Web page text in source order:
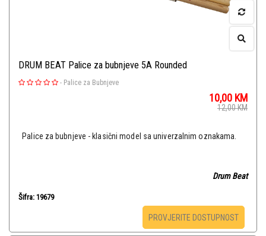
DRUM BEAT Palice za bubnjeve 5A Rounded
- Palice za Bubnjeve
10,00 KM
12,00KM
Palice za bubnjeve - klasični model sa univerzalnim oznakama.
Drum Beat
Šifra: 19679
PROVJERITE DOSTUPNOST